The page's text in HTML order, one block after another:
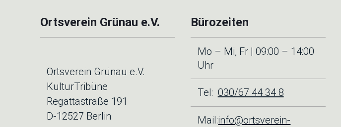
Ortsverein Grünau e.V.
Ortsverein Grünau e.V.
KulturTribüne
Regattastraße 191
D-12527 Berlin
Bürozeiten
Mo – Mi, Fr | 09:00 – 14:00
Uhr
Tel: 030/67 44 34 8
Mail:info@ortsverein-